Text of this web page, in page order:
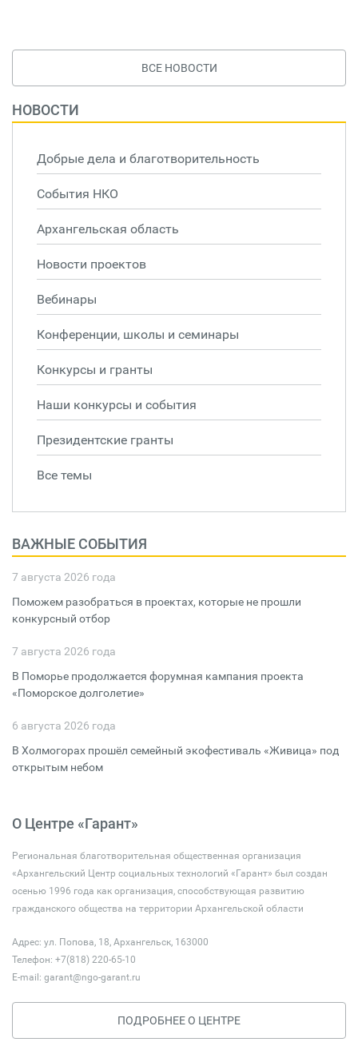
ВСЕ НОВОСТИ
НОВОСТИ
Добрые дела и благотворительность
События НКО
Архангельская область
Новости проектов
Вебинары
Конференции, школы и семинары
Конкурсы и гранты
Наши конкурсы и события
Президентские гранты
Все темы
ВАЖНЫЕ СОБЫТИЯ
7 августа 2026 года
Поможем разобраться в проектах, которые не прошли
конкурсный отбор
7 августа 2026 года
В Поморье продолжается форумная кампания проекта
«Поморское долголетие»
6 августа 2026 года
В Холмогорах прошёл семейный экофестиваль «Живица» под
открытым небом
О Центре «Гарант»
Региональная благотворительная общественная организация
«Архангельский Центр социальных технологий «Гарант» был создан
осенью 1996 года как организация, способствующая развитию
гражданского общества на территории Архангельской области
Адрес: ул. Попова, 18, Архангельск, 163000
Телефон: +7(818) 220-65-10
E-mail: garant@ngo-garant.ru
ПОДРОБНЕЕ О ЦЕНТРЕ